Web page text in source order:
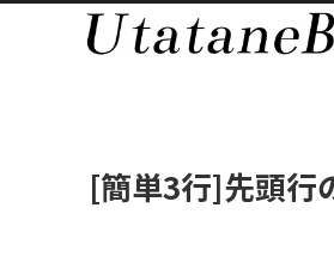
[簡単3行]先頭